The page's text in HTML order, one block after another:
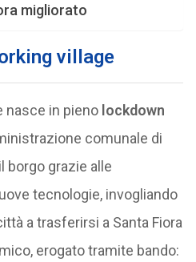
migliorato
village
nasce in pieno lockdown
comunale di
borgo grazie alle
tecnologie, invogliando
a trasferirsi a Santa Fiora
erogato tramite bando: